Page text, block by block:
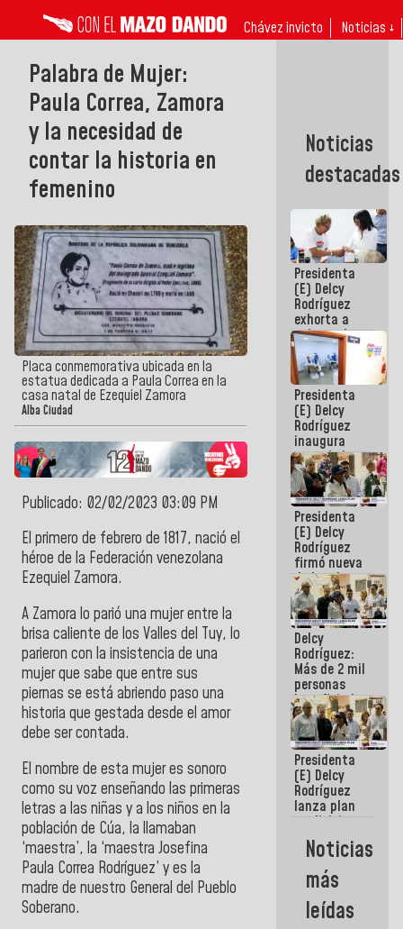
Chávez invicto Noticias ↓
Palabra de Mujer:
Paula Correa, Zamora
y la necesidad de
contar la historia en
femenino
Placa conmemorativa ubicada en la
estatua dedicada a Paula Correa en la
casa natal de Ezequiel Zamora
Alba Ciudad
Publicado: 02/02/2023 03:09 PM
El primero de febrero de 1817, nació el
héroe de la Federación venezolana
Ezequiel Zamora.
A Zamora lo parió una mujer entre la
brisa caliente de los Valles del Tuy, lo
parieron con la insistencia de una
mujer que sabe que entre sus
piernas se está abriendo paso una
historia que gestada desde el amor
debe ser contada.
El nombre de esta mujer es sonoro
como su voz enseñando las primeras
letras a las niñas y a los niños en la
población de Cúa, la llamaban
‘maestra’, la ‘maestra Josefina
Paula Correa Rodríguez’ y es la
madre de nuestro General del Pueblo
Soberano.
Noticias
destacadas
Presidenta
(E) Delcy
Rodríguez
exhorta a
gobernadores
y alcaldes a
edificar
casas para
abuelos
Presidenta
(E) Delcy
Rodríguez
inaugura
casa de los
Abuelos
Primavera
en Caracas
Presidenta
(E) Delcy
Rodríguez
firmó nueva
de Ley de
Arrendamiento
aprobada
por la AN
Delcy
Rodríguez:
Más de 2 mil
personas
beneficiadas
con planes
para
atención de
emergencia
sísmica en
la última
semana
Presidenta
(E) Delcy
Rodríguez
lanza plan
crediticio
con subsidio
a Juntas de
Condominio
Noticias
más
leídas